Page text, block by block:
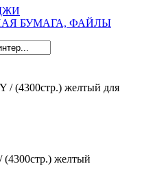
БУМАГА, ФАЙЛЫ
/ (4300стр.) желтый для